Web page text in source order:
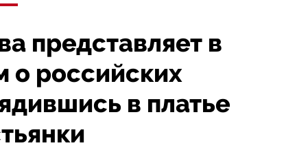
представляет в
о российских
в платье